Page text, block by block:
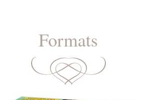
Formats